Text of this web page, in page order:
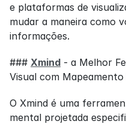
e plataformas de
mudar a maneira como
informações.
### Xmind - a Melhor
Visual com
O Xmind é uma
mental projetada